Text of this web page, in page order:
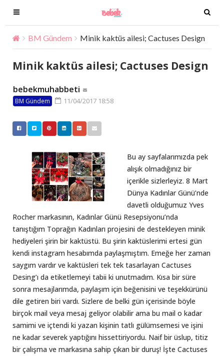
T
o
g
g
l
e
n
a
v
i
T
o
g
g
e
t
o
n
BM Gündem Minik kaktüs ailesi; Cactuses Design
Minik kaktüs ailesi; Cactuses Design
bebekmuhabbeti
BM Gündem 11/04/2017 18:58
Bu ay sayfalarımızda pek
alışık olmadığınız bir
içerikle sizlerleyiz. 8 Mart
Dünya Kadınlar Günü’nde
davetli olduğumuz Yves
Rocher markasının, Kadınlar Günü Resepsiyonu’nda
tanıştığım Toprağın Kadınları projesini de destekleyen minik
hediyeleri şirin bir kaktüstü. Bu şirin kaktüslerimi ertesi gün
kendi instagram hesabımda paylaşmıştım. Emeğe her zaman
saygım vardır ve kaktüsleri tek tek tasarlayan Cactuses
Desing’ı da etiketlemeyi tabii ki unutmadım. Kısa bir süre
sonra mesajlarımda, paylaşım için beğenisini ve teşekkürünü
dile getiren biri vardı. Sizlere de belki gün içerisinde böyle
birçok mail veya mesaj geliyor olabilir ama bu mail o kadar
samimi ve içtendi ki yazan kişinin tatlı gülümsemesi ve işini
ne kadar severek yaptığını hissettiriyordu. Naif bir üslup, titiz
bir çalışma ve markasına sahip çıkan bir duruş! İşte Cactuses